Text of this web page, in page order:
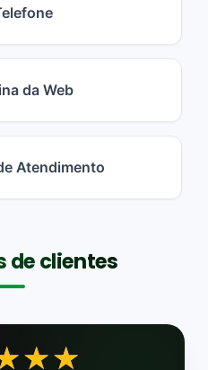
da Web
Atendimento
de clientes